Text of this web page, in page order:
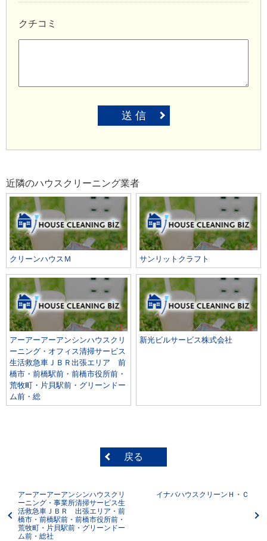
クチコミ
送 信
近隣のハウスクリーニング業者
クリーンハウスＭ サンリットクラフト
アーアーアーアンシンハウスクリ
ーニング・オフィス清掃サービス
生活救急車ＪＢＲ出張エリア 前
橋市・前橋駅前・前橋市役所前・
荒牧町・片貝駅前・グリーンドー
ム前・総
新光ビルサービス株式会社
戻る
アーアーアーアンシンハウスクリ
ーニング・事業所清掃サービス生
活救急車ＪＢＲ 出張エリア・前
橋市・前橋駅前・前橋市役所前・
荒牧町・片貝駅前・グリーンドー
ム前・総社
イナバハウスクリーンＨ・Ｃ